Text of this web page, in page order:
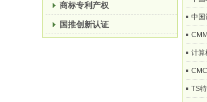
商标专利产权
国推创新认证
中国
计算
TS